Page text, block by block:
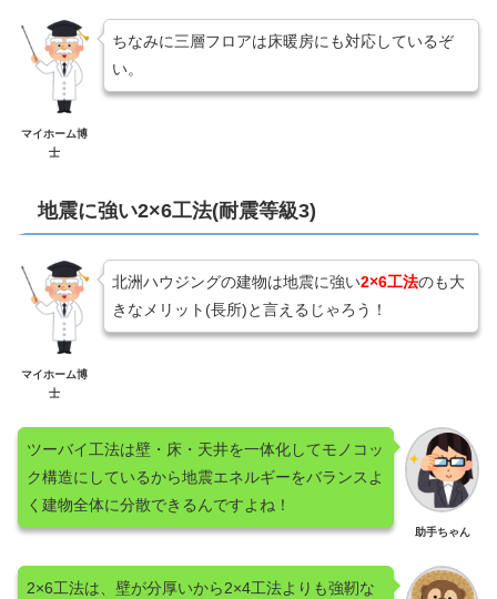
マイホーム博
士
ちなみに三層フロアは床暖房にも対応しているぞ
い。
地震に強い2×6工法(耐震等級3)
マイホーム博
士
北洲ハウジングの建物は地震に強い2×6工法のも大
きなメリット(長所)と言えるじゃろう！
助手ちゃん
ツーバイ工法は壁・床・天井を一体化してモノコッ
ク構造にしているから地震エネルギーをバランスよ
く建物全体に分散できるんですよね！
2×6工法は、壁が分厚いから2×4工法よりも強靭な